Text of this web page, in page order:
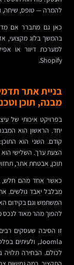
להמרה — טופס, שיחה,
כאן גם מתברר אם
בהמשך בלוג מקצועי,
Shopify.
בניית אתר
מבנה, תוכן
בפרויקט איכותי של
יחד. הראשון הוא
קודם. השני הוא
הצעת ערך. השלישי הוא
תוכן, אבטחת אתר,
כאשר אחד מהם חלש,
מבלבל יאבד גולשים.
המשתמש וגם בקידום
להפוך מהר מאוד לנכס
לכולם. הבחירה תלויה